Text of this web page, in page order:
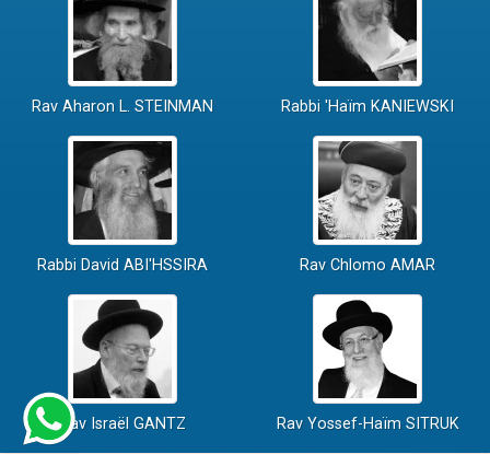
Rav Aharon L. STEINMAN Rabbi 'Haïm KANIEWSKI
Rabbi David ABI'HSSIRA Rav Chlomo AMAR
Rav Israël GANTZ Rav Yossef-Haïm SITRUK